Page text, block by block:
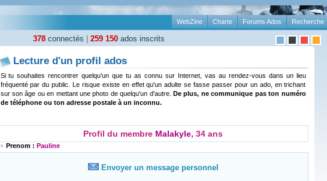
Recherche
Forums Ados
Charte
WebZine
378 connectés 259 150 ados inscrits
Lecture d'un profil ados
Si tu souhaites rencontrer quelqu'un que tu as connu sur Internet, vas au rendez-vous dans un lieu
fréquenté par du public. Le risque existe en effet qu'un adulte se fasse passer pour un ado, en trichant
sur son âge ou en mettant une photo de quelqu'un d'autre.De plus, ne communique pas ton numéro
de téléphone ou ton adresse postale à un inconnu.
Profil du membre Malakyle, 34 ans
Prenom : Pauline
Envoyer un message personnel